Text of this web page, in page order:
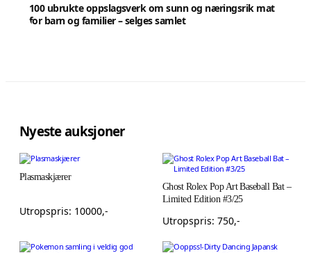
100 ubrukte oppslagsverk om sunn og næringsrik mat
for barn og familier – selges samlet
Nyeste auksjoner
Plasmaskjærer
Utropspris: 10000,-
Ghost Rolex Pop Art Baseball Bat –
Limited Edition #3/25
Utropspris: 750,-